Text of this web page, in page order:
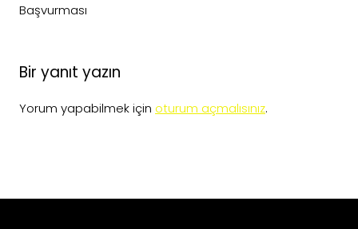
Başvurması
Bir yanıt yazın
Yorum yapabilmek için oturum açmalısınız.